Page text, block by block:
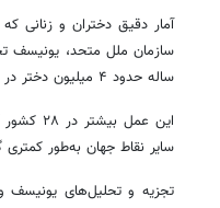
آمار دقیق دختران و زنانی
ساله حدود ۴ میلیون دختر در معرض خطر انجام آن قرار دارند.
این
سایر نقاط جهان به‌طور
تجزیه و تحلیل‌های